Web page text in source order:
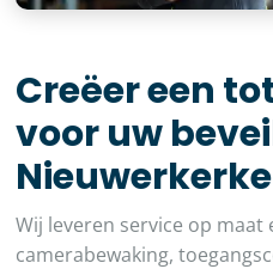
Creëer een
voor uw
Wij leveren service op maat
camerabewaking,